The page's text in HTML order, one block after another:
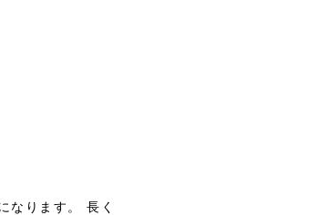
なります。 長く